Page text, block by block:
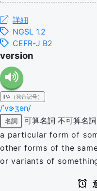
詳細
NGSL 1.2
CEFR-J B2
version
IPA（発音記号）
/ˈvɝʒən/
名詞 可算名詞 不可算名詞
a particular form of
other forms of the
or variants of